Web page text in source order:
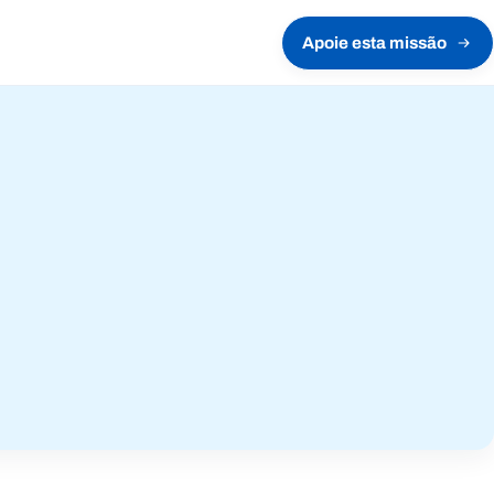
Apoie esta missão